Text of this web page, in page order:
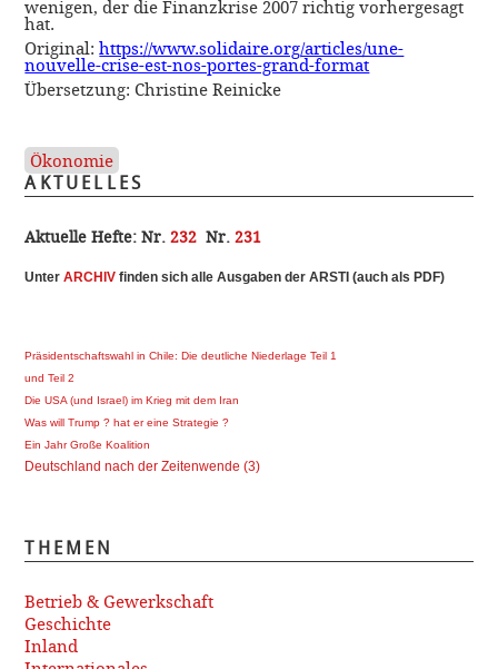
wenigen, der die Finanzkrise 2007 richtig vorhergesagt
hat.
Original:https://www.solidaire.org/articles/une-
nouvelle-crise-est-nos-portes-grand-format
Übersetzung: Christine Reinicke
Ökonomie
AKTUELLES
Aktuelle Hefte: Nr.232 Nr.231
UnterARCHIV finden sich alle Ausgaben der ARSTI (auch als PDF)
Präsidentschaftswahl in Chile: Die deutliche Niederlage Teil 1
und Teil 2
Die USA (und Israel) im Krieg mit dem Iran
Was will Trump ? hat er eine Strategie ?
Ein Jahr Große Koalition
Deutschland nach der Zeitenwende (3)
THEMEN
Betrieb & Gewerkschaft
Geschichte
Inland